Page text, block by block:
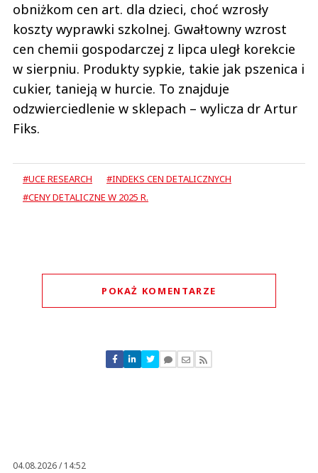
obniżkom cen art. dla dzieci, choć wzrosły
koszty wyprawki szkolnej. Gwałtowny wzrost
cen chemii gospodarczej z lipca uległ korekcie
w sierpniu. Produkty sypkie, takie jak pszenica i
cukier, tanieją w hurcie. To znajduje
odzwierciedlenie w sklepach – wylicza dr Artur
Fiks.
#UCE RESEARCH
#INDEKS CEN DETALICZNYCH
#CENY DETALICZNE W 2025 R.
POKAŻ KOMENTARZE
Nie znaleziono komentarzy
Zostaw swoje komentarze
04.08.2026 / 14:52